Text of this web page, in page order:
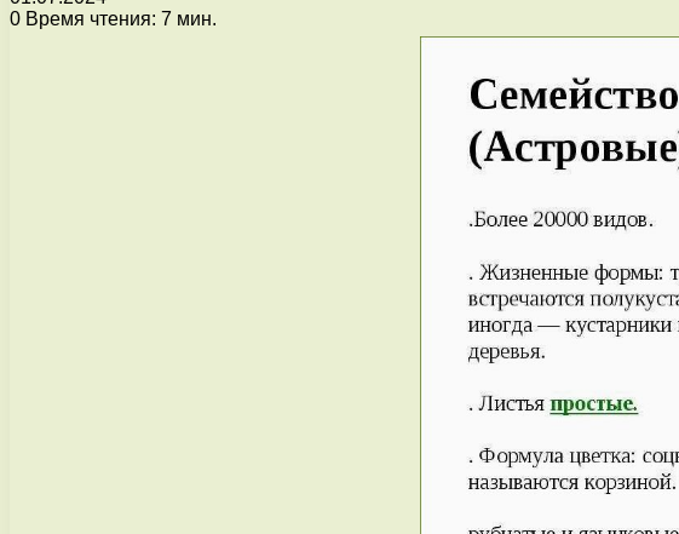
0 Время чтения: 7 мин.